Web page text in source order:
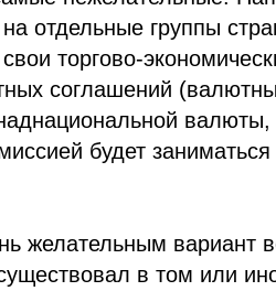
отдельные группы
торгово-
соглашений
валюты,
будет
желательным вариант
в том или